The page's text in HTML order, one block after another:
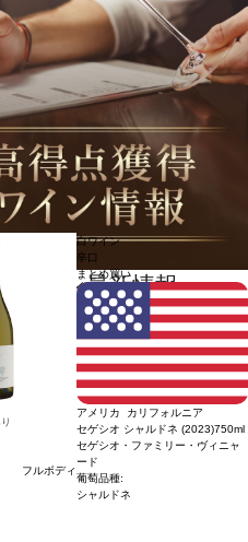
ワイン最新情報
グなど世界の名だたるワイン雑誌や評論家が90
お届けします。
示 ▼
フルボディ
白ワイン
辛口
まとめ買い
アメリカ カリフォルニア
セゲシオ シャルドネ (2023)750ml
セゲシオ・ファミリー・ヴィニャ
ード
葡萄品種:
シャルドネ